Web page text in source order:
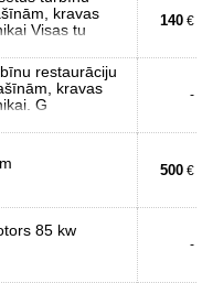
kravas
Visas tu
140 €
restaurāciju
kravas
G
-
500 €
85 kw
-